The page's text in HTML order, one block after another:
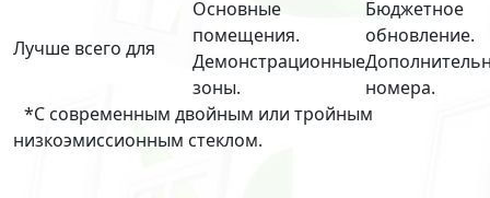
Лучше всего для
Основные
помещения.
Демонстрационные
зоны.
Бюджетное
обновление.
номера.
*С современным двойным или тройным
низкоэмиссионным стеклом.